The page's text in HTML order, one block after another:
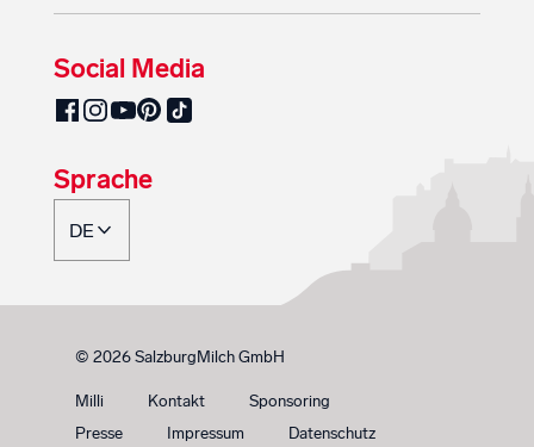
Social Media
SalzburgMilch auf Facebook
SalzburgMilch auf Instagram
SalzburgMilch auf YouTube
SalzburgMilch auf Pinterest
SalzburgMilch auf TikTok
Sprache
© 2026 SalzburgMilch GmbH
Milli Kontakt
Sponsoring
Presse
Impressum Datenschutz